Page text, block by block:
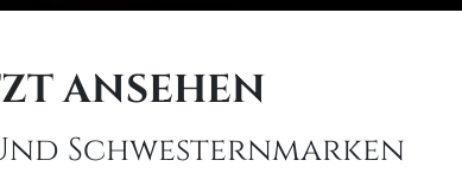
ANSEHEN
Schwesternmarken